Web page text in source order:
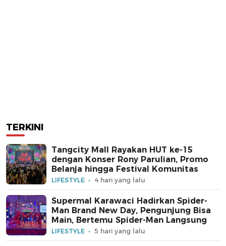
TERKINI
Tangcity Mall Rayakan HUT ke-15
dengan Konser Rony Parulian, Promo
Belanja hingga Festival Komunitas
LIFESTYLE 4 hari yang lalu
Supermal Karawaci Hadirkan Spider-
Man Brand New Day, Pengunjung Bisa
Main, Bertemu Spider-Man Langsung
LIFESTYLE 5 hari yang lalu